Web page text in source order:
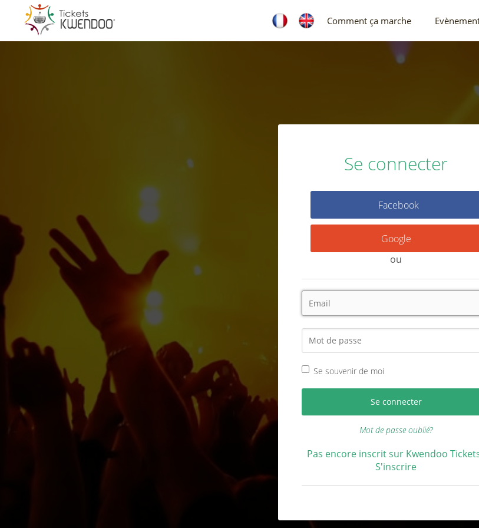
Comment ça marche
Se connecter
Facebook
Google
ou
Se souvenir de moi
Mot de passe oublié?
Pas encore inscrit sur Kwendoo
S'inscrire